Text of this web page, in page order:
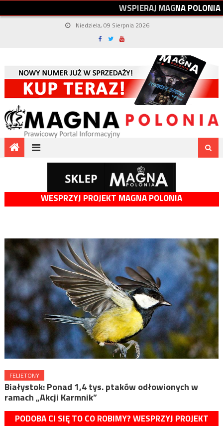
WSPIERAJMAGNAPOLONIA
Niedziela, 09 Sierpnia 2026
WESPRZYJ PROJEKT MAGNA POLONIA
FELIETONY
Białystok: Ponad 1,4 tys. ptaków odłowionych w
ramach „Akcji Karmnik”
PODOBA CI SIĘ TO CO ROBIMY? WESPRZYJ PROJEKT